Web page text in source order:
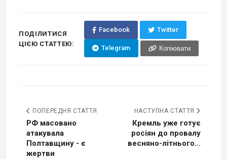
ПОДІЛИТИСЯ
ЦІЄЮ СТАТТЕЮ:
Facebook Twitter
Telegram Копіювати
ПОПЕРЕДНЯ СТАТТЯ
РФ масовано
атакувала
Полтавщину - є
жертви
НАСТУПНА СТАТТЯ
Кремль уже готує
росіян до провалу
весняно-літнього...